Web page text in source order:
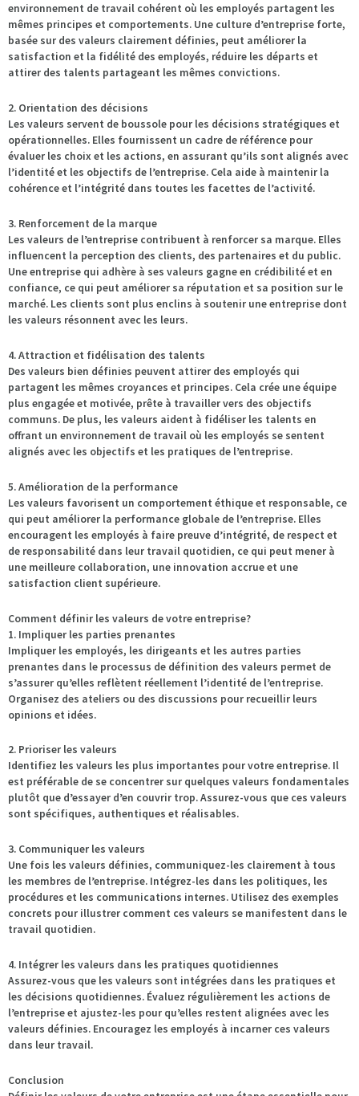
environnement de travail cohérent où les employés partagent les
mêmes principes et comportements. Une culture d’entreprise forte,
basée sur des valeurs clairement définies, peut améliorer la
satisfaction et la fidélité des employés, réduire les départs et
attirer des talents partageant les mêmes convictions.
2. Orientation des décisions
Les valeurs servent de boussole pour les décisions stratégiques et
opérationnelles. Elles fournissent un cadre de référence pour
évaluer les choix et les actions, en assurant qu’ils sont alignés avec
l’identité et les objectifs de l’entreprise. Cela aide à maintenir la
cohérence et l’intégrité dans toutes les facettes de l’activité.
3. Renforcement de la marque
Les valeurs de l’entreprise contribuent à renforcer sa marque. Elles
influencent la perception des clients, des partenaires et du public.
Une entreprise qui adhère à ses valeurs gagne en crédibilité et en
confiance, ce qui peut améliorer sa réputation et sa position sur le
marché. Les clients sont plus enclins à soutenir une entreprise dont
les valeurs résonnent avec les leurs.
4. Attraction et fidélisation des talents
Des valeurs bien définies peuvent attirer des employés qui
partagent les mêmes croyances et principes. Cela crée une équipe
plus engagée et motivée, prête à travailler vers des objectifs
communs. De plus, les valeurs aident à fidéliser les talents en
offrant un environnement de travail où les employés se sentent
alignés avec les objectifs et les pratiques de l’entreprise.
5. Amélioration de la performance
Les valeurs favorisent un comportement éthique et responsable, ce
qui peut améliorer la performance globale de l’entreprise. Elles
encouragent les employés à faire preuve d’intégrité, de respect et
de responsabilité dans leur travail quotidien, ce qui peut mener à
une meilleure collaboration, une innovation accrue et une
satisfaction client supérieure.
Comment définir les valeurs de votre entreprise?
1. Impliquer les parties prenantes
Impliquer les employés, les dirigeants et les autres parties
prenantes dans le processus de définition des valeurs permet de
s’assurer qu’elles reflètent réellement l’identité de l’entreprise.
Organisez des ateliers ou des discussions pour recueillir leurs
opinions et idées.
2. Prioriser les valeurs
Identifiez les valeurs les plus importantes pour votre entreprise. Il
est préférable de se concentrer sur quelques valeurs fondamentales
plutôt que d’essayer d’en couvrir trop. Assurez-vous que ces valeurs
sont spécifiques, authentiques et réalisables.
3. Communiquer les valeurs
Une fois les valeurs définies, communiquez-les clairement à tous
les membres de l’entreprise. Intégrez-les dans les politiques, les
procédures et les communications internes. Utilisez des exemples
concrets pour illustrer comment ces valeurs se manifestent dans le
travail quotidien.
4. Intégrer les valeurs dans les pratiques quotidiennes
Assurez-vous que les valeurs sont intégrées dans les pratiques et
les décisions quotidiennes. Évaluez régulièrement les actions de
l’entreprise et ajustez-les pour qu’elles restent alignées avec les
valeurs définies. Encouragez les employés à incarner ces valeurs
dans leur travail.
Conclusion